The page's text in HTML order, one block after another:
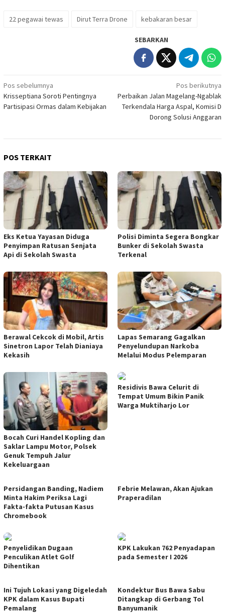
22 pegawai tewas Dirut Terra Drone kebakaran besar
SEBARKAN
Navigasi
pos
Pos sebelumnya
Krisseptiana Soroti Pentingnya
Partisipasi Ormas dalam Kebijakan
Pos berikutnya
Perbaikan Jalan Magelang-Ngablak
Terkendala Harga Aspal, Komisi D
Dorong Solusi Anggaran
POS TERKAIT
Eks Ketua Yayasan Diduga
Penyimpan Ratusan Senjata
Api di Sekolah Swasta
Polisi Diminta Segera Bongkar
Bunker di Sekolah Swasta
Terkenal
Berawal Cekcok di Mobil, Artis
Sinetron Lapor Telah Dianiaya
Kekasih
Lapas Semarang Gagalkan
Penyelundupan Narkoba
Melalui Modus Pelemparan
Bocah Curi Handel Kopling dan
Saklar Lampu Motor, Polsek
Genuk Tempuh Jalur
Kekeluargaan
Residivis Bawa Celurit di
Tempat Umum Bikin Panik
Warga Muktiharjo Lor
Persidangan Banding, Nadiem
Minta Hakim Periksa Lagi
Fakta-fakta Putusan Kasus
Chromebook
Febrie Melawan, Akan Ajukan
Praperadilan
Penyelidikan Dugaan
Penculikan Atlet Golf
Dihentikan
KPK Lakukan 762 Penyadapan
pada Semester I 2026
Ini Tujuh Lokasi yang Digeledah
KPK dalam Kasus Bupati
Pemalang
Kondektur Bus Bawa Sabu
Ditangkap di Gerbang Tol
Banyumanik